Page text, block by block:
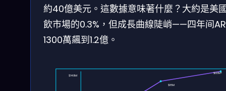
約40億美元。這數據意味著什麼？大約是美
飲市場的0.3%，但成長曲線陡峭——四年间
1300萬飆到1.2億。
$140M
$85M
$120M+